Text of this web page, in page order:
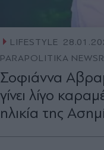
LIFESTYLE
PARAPOLITIKA
Σοφιάννα
γίνει λίγο
ηλικία της